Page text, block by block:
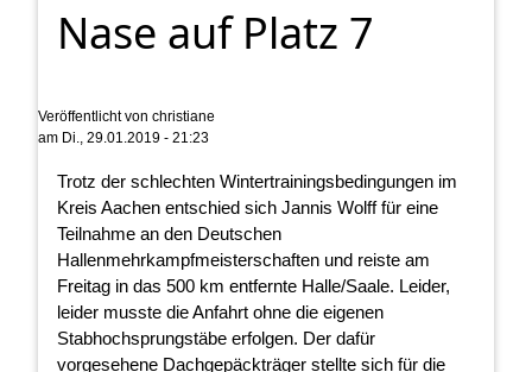
Nase auf Platz 7
Veröffentlicht von christiane
am Di., 29.01.2019 - 21:23
Trotz der schlechten Wintertrainingsbedingungen im
Kreis Aachen entschied sich Jannis Wolff für eine
Teilnahme an den Deutschen
Hallenmehrkampfmeisterschaften und reiste am
Freitag in das 500 km entfernte Halle/Saale. Leider,
leider musste die Anfahrt ohne die eigenen
Stabhochsprungstäbe erfolgen. Der dafür
vorgesehene Dachgepäckträger stellte sich für die